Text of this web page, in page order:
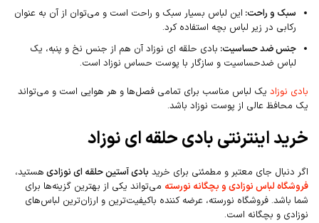
سبک و راحت: این لباس بسیار سبک و راحت است و می‌توان از آن به عنوان
رکابی در زیر لباس بچه استفاده کرد.
جنس ضد حساسیت: بادی حلقه ای نوزاد آن هم از جنس نخ و پنبه، یک
لباس ضدحساسیت و سازگار با پوست حساس نوزاد است.
بادی نوزاد یک لباس مناسب برای تمامی فصل‌ها و هر هوایی است و می‌تواند
یک محافظ عالی از پوست نوزاد باشد.
خرید اینترنتی بادی حلقه ای نوزاد
اگر دنبال جای معتبر و مطمئنی برای خرید بادی آستین حلقه ای نوزادی هستید،
فروشگاه لباس نوزادی و بچگانه نورسته می‌تواند یکی از بهترین گزینه‌ها برای
شما باشد. فروشگاه نورسته، عرضه کننده باکیفیت‌ترین و ارزان‌ترین لباس‌های
نوزادی و بچگانه است.